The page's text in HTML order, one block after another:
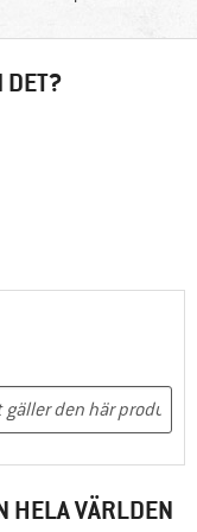
DET?
HELA VÄRLDEN